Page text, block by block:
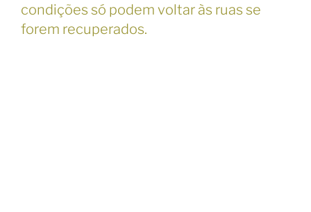
condições só podem voltar às ruas se
forem recuperados.